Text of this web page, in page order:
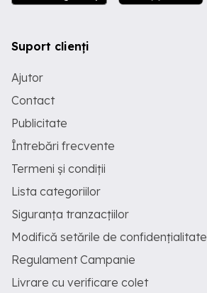
Suport clienți
Ajutor
Contact
Publicitate
Întrebări frecvente
Termeni și condiții
Lista categoriilor
Siguranța tranzacțiilor
Modifică setările de confidențialitate
Regulament Campanie
Livrare cu verificare colet